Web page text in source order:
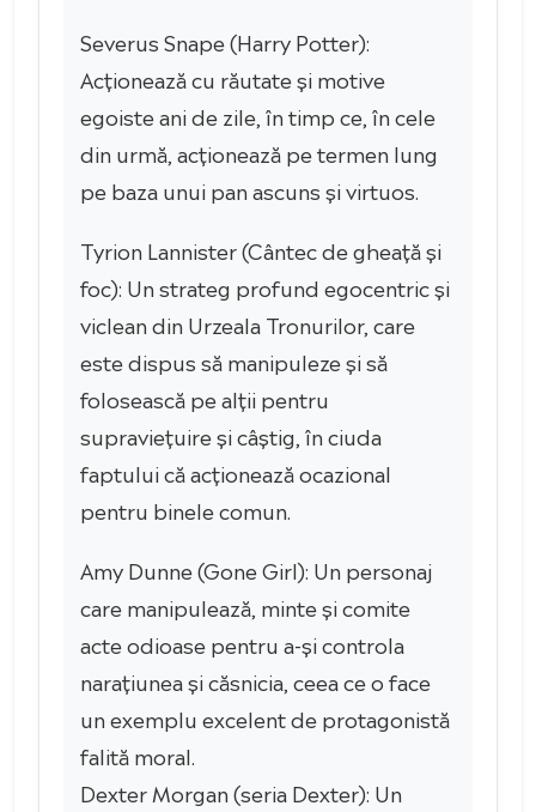
Severus Snape (Harry Potter):
Acționează cu răutate și motive
egoiste ani de zile, în timp ce, în cele
din urmă, acționează pe termen lung
pe baza unui pan ascuns și virtuos.
Tyrion Lannister (Cântec de gheață și
foc): Un strateg profund egocentric și
viclean din Urzeala Tronurilor, care
este dispus să manipuleze și să
folosească pe alții pentru
supraviețuire și câștig, în ciuda
faptului că acționează ocazional
pentru binele comun.
Amy Dunne (Gone Girl): Un personaj
care manipulează, minte și comite
acte odioase pentru a-și controla
narațiunea și căsnicia, ceea ce o face
un exemplu excelent de protagonistă
falită moral.
Dexter Morgan (seria Dexter): Un